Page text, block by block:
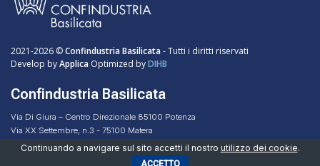
2021-2026 ©Confindustria Basilicata- Tutti i diritti riservati
Develop byApplica Optimized byDIHB
Confindustria Basilicata
Via Di Giura – Centro Direzionale 85100 Potenza
Via XX Settembre, n.3 - 75100 Matera
Codice Fiscale 96051160768
Continuando a navigare sul sito accetti il nostro utilizzo dei cookie.
ACCETTO